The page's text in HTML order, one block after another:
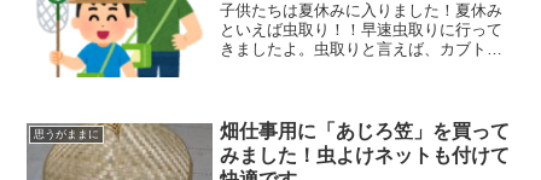
子供たちは夏休みに入りました！夏休み
といえば虫取り！！早速虫取りに行って
きましたよ。虫取りと言えば、カブトム
まえましたよ！
思うがままに
畑仕事用に「あじろ笠」を買って
みました！虫よけネットも付けて